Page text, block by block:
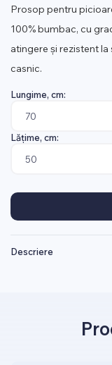
Prosop pentru
100% bumbac, cu
atingere și rezistent
casnic.
Lungime, cm:
Lățime, cm:
Descriere